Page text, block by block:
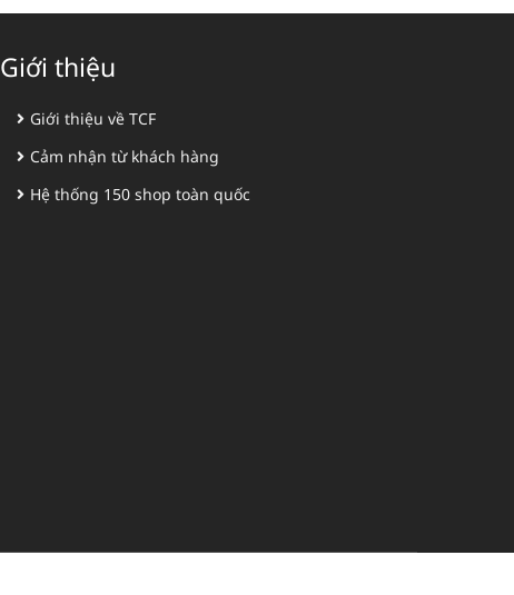
Giới thiệu
Giới thiệu về TCF
Cảm nhận từ khách hàng
Hệ thống 150 shop toàn quốc